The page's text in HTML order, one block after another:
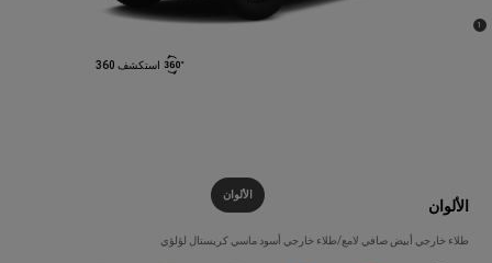
1
استكشف 360
الألوان
الألوان
طلاء خارجي أبيض صافي لامع/طلاء خارجي أسود ماسي كريستال لؤلؤي
الألوان